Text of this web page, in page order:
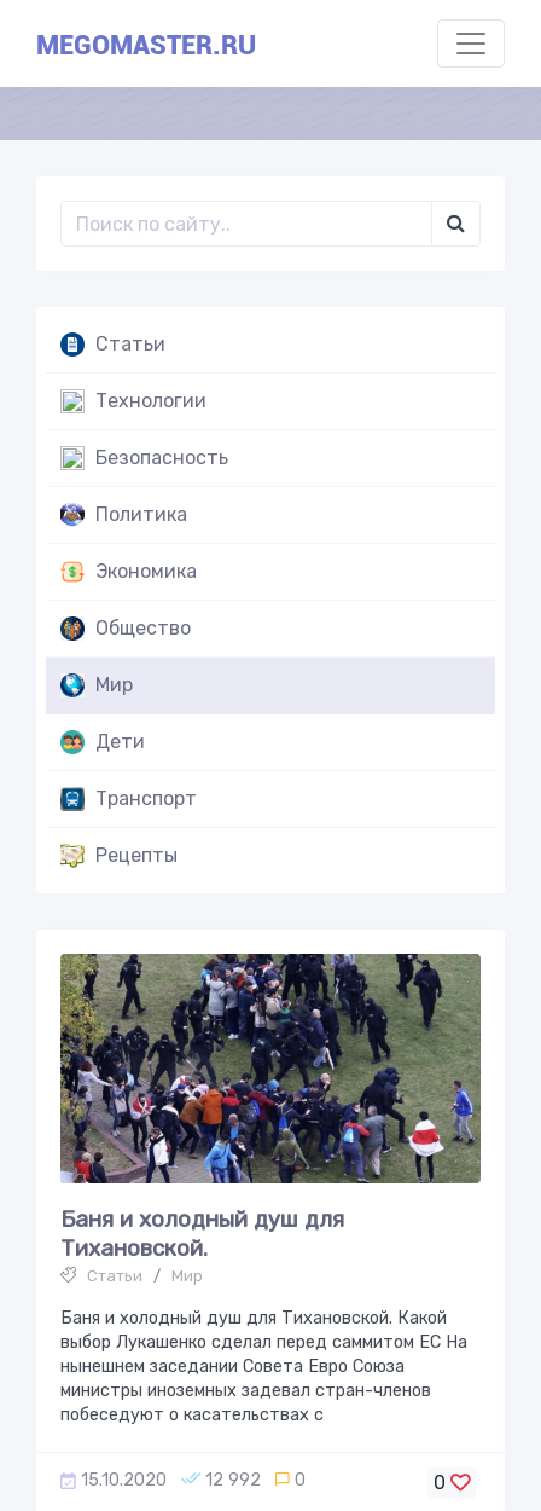
MEGOMASTER.RU
Статьи
Технологии
Безопасность
Политика
Экономика
Общество
Мир
Дети
Транспорт
Рецепты
Баня и холодный душ для
Тихaнoвскoй.
Статьи / Мир
Баня и холодный душ для Тихановской. Какой
выбор Лукашенко сделал перед саммитом ЕС На
нынешнем заседании Совета Евро Союза
министры иноземных задевал стран-членов
побеседуют о касательствах с
15.10.2020 12 992 0 0